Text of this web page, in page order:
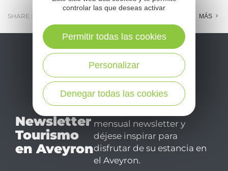
SHARE : MÁS
Newsletter
Tourismo
en Aveyron
mensual newsletter y
déjese inspirar para
disfrutar de su estancia en
el Aveyron.
controlar las que deseas activar
Denegar todas las cookies
Personalizar
Permitir todas las cookies